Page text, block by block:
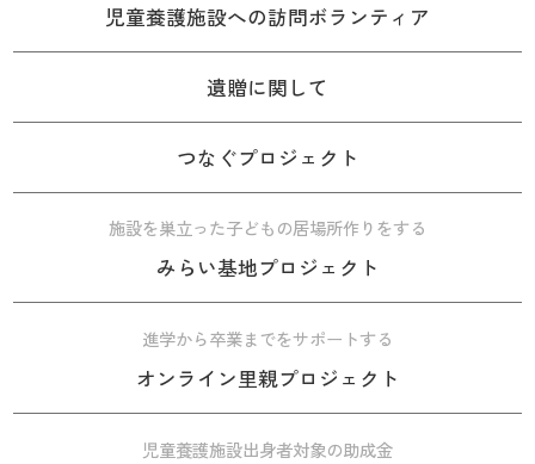
児童養護施設への訪問ボランティア
遺贈に関して
つなぐプロジェクト
施設を巣立った子どもの居場所作りをする
みらい基地プロジェクト
進学から卒業までをサポートする
オンライン里親プロジェクト
児童養護施設出身者対象の助成金